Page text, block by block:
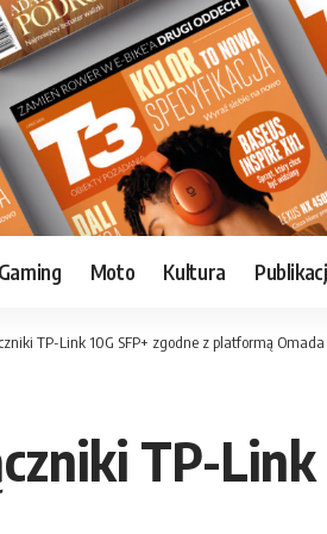
Gaming Moto Kultura
TP-Link 10G SFP+ zgodne z platformą Omada
TP-